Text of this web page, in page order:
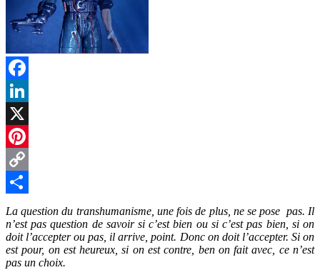
Facebook
LinkedIn
X
Pinterest
Copy
Link
Partager
La question du transhumanisme, une fois de plus, ne se pose pas. Il
n’est pas question de savoir si c’est bien ou si c’est pas bien, si on
doit l’accepter ou pas, il arrive, point. Donc on doit l’accepter. Si on
est pour, on est heureux, si on est contre, ben on fait avec, ce n’est
pas un choix.